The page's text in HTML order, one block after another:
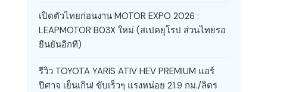
เปิดตัวไทยก่อนงาน MOTOR EXPO 2026 :
LEAPMOTOR B03X ใหม่ (สเปคยุโรป ส่วนไทยรอ
ยืนยันอีกที)
รีวิว TOYOTA YARIS ATIV HEV PREMIUM แอร์
ปีศาจ เย็นเกิน! ขับเร็วๆ แรงหน่อย 21.9 กม./ลิตร